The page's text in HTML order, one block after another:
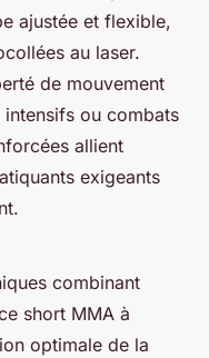
ajustée et flexible,
au laser.
de mouvement
ou combats
allient
exigeants
combinant
short MMA à
optimale de la